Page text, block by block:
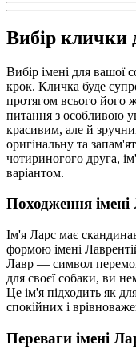
Вибір клички
Вибір імені для вашої
крок. Кличка буде
протягом всього його
питання з особливою
красивим, але й
оригінальну та
чотириногого друга,
варіантом.
Походження імені
Ім'я Ларс має
формою імені
Лавр — символ
для своєї собаки, ви
Це ім'я підходить як
спокійних і
Переваги імені